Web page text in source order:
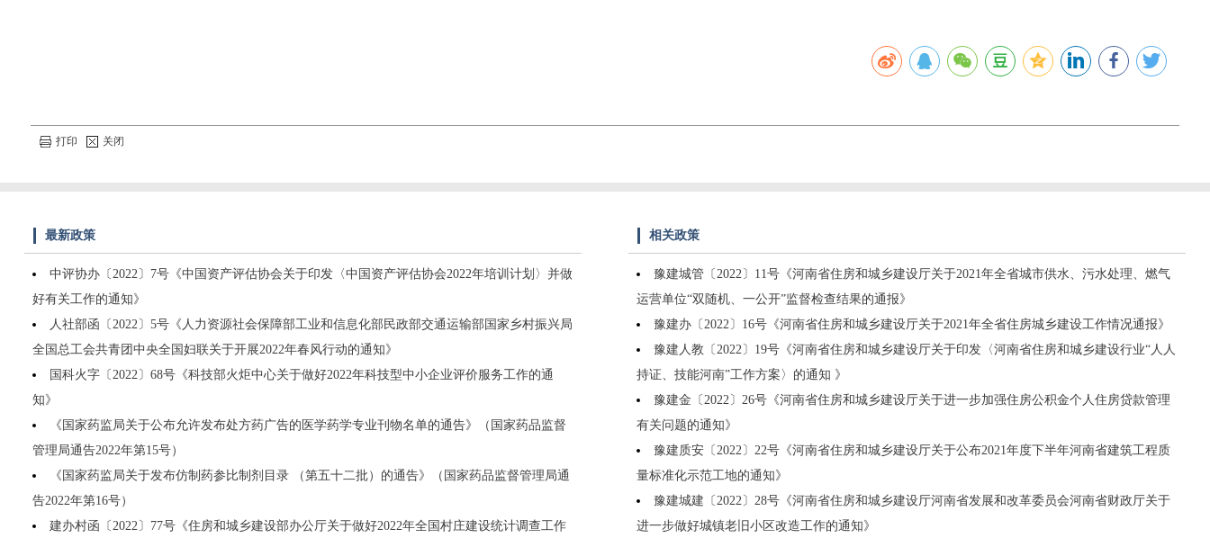
打印 关闭
最新政策
中评协办〔2022〕7号《中国资产评估协会关于印发〈中国资产评估协会2022年培训计划〉并做
好有关工作的通知》
人社部函〔2022〕5号《人力资源社会保障部工业和信息化部民政部交通运输部国家乡村振兴局
全国总工会共青团中央全国妇联关于开展2022年春风行动的通知》
国科火字〔2022〕68号《科技部火炬中心关于做好2022年科技型中小企业评价服务工作的通
知》
《国家药监局关于公布允许发布处方药广告的医学药学专业刊物名单的通告》（国家药品监督
管理局通告2022年第15号）
《国家药监局关于发布仿制药参比制剂目录 （第五十二批）的通告》（国家药品监督管理局通
告2022年第16号）
建办村函〔2022〕77号《住房和城乡建设部办公厅关于做好2022年全国村庄建设统计调查工作
相关政策
豫建城管〔2022〕11号《河南省住房和城乡建设厅关于2021年全省城市供水、污水处理、燃气
运营单位“双随机、一公开”监督检查结果的通报》
豫建办〔2022〕16号《河南省住房和城乡建设厅关于2021年全省住房城乡建设工作情况通报》
豫建人教〔2022〕19号《河南省住房和城乡建设厅关于印发〈河南省住房和城乡建设行业“人人
持证、技能河南”工作方案〉的通知 》
豫建金〔2022〕26号《河南省住房和城乡建设厅关于进一步加强住房公积金个人住房贷款管理
有关问题的通知》
豫建质安〔2022〕22号《河南省住房和城乡建设厅关于公布2021年度下半年河南省建筑工程质
量标准化示范工地的通知》
豫建城建〔2022〕28号《河南省住房和城乡建设厅河南省发展和改革委员会河南省财政厅关于
进一步做好城镇老旧小区改造工作的通知》